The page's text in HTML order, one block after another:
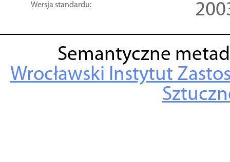
Wersja standardu:
Semantyczne
Wrocławski Instytut